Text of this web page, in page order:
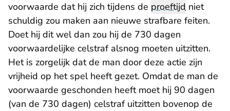
voorwaarde dat hij zich tijdens de proeftijd niet
schuldig zou maken aan nieuwe strafbare feiten.
Doet hij dit wel dan zou hij de 730 dagen
voorwaardelijke celstraf alsnog moeten uitzitten.
Het is zorgelijk dat de man door deze actie zijn
vrijheid op het spel heeft gezet. Omdat de man de
voorwaarde geschonden heeft moet hij 90 dagen
(van de 730 dagen) celstraf uitzitten bovenop de